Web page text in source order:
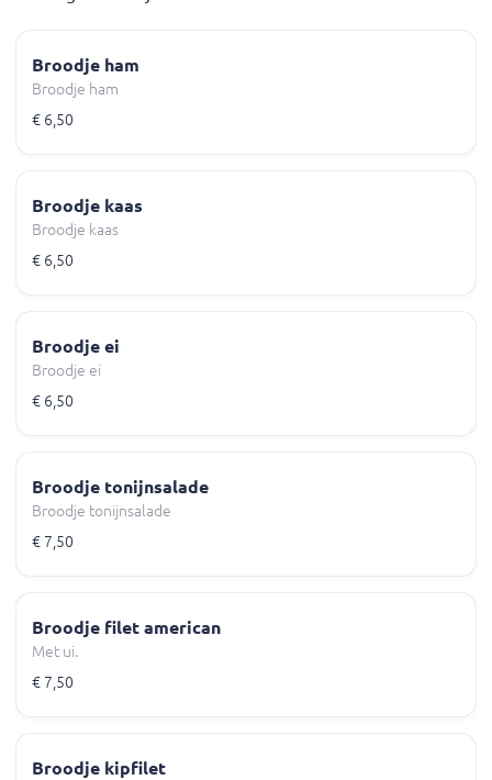
Broodje ham
Broodje ham
€ 6,50
Broodje kaas
Broodje kaas
€ 6,50
Broodje ei
Broodje ei
€ 6,50
Broodje tonijnsalade
Broodje tonijnsalade
€ 7,50
Broodje filet american
Met ui.
€ 7,50
Broodje kipfilet